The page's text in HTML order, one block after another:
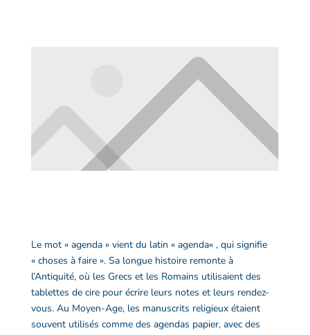
Le mot « agenda» vient du latin « agenda« , qui signifie
« choses à faire ». Sa longue histoire remonte à
l’Antiquité, où les Grecs et les Romains utilisaient des
tablettes de cire pour écrire leurs notes et leurs rendez-
vous. Au Moyen-Age, les manuscrits religieux étaient
souvent utilisés comme des agendas papier, avec des